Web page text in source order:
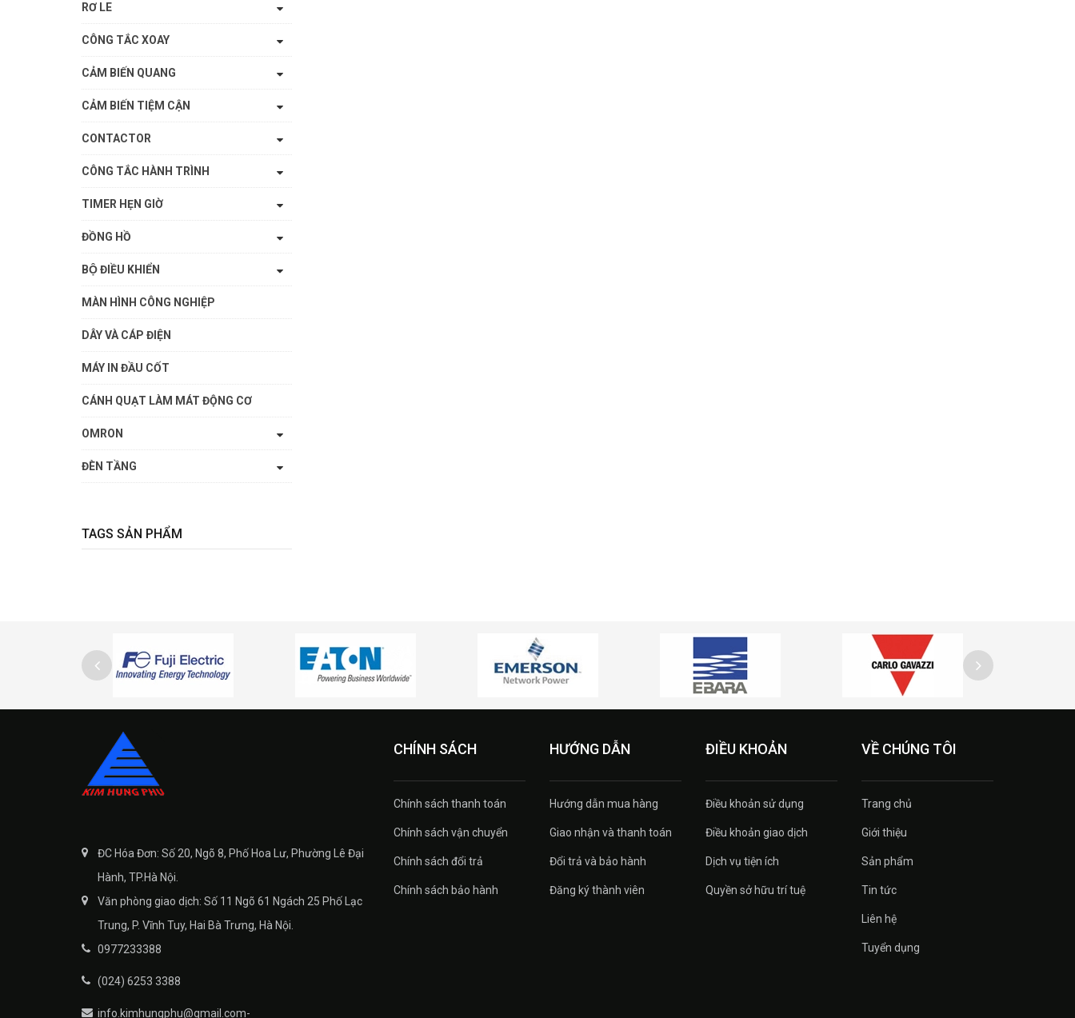
RƠ LE
CÔNG TẮC XOAY
CẢM BIẾN QUANG
CẢM BIẾN TIỆM CẬN
CONTACTOR
CÔNG TẮC HÀNH TRÌNH
TIMER HẸN GIỜ
ĐỒNG HỒ
BỘ ĐIỀU KHIỂN
MÀN HÌNH CÔNG NGHIỆP
DÂY VÀ CÁP ĐIỆN
MÁY IN ĐẦU CỐT
CÁNH QUẠT LÀM MÁT ĐỘNG CƠ
OMRON
ĐÈN TẦNG
TAGS SẢN PHẨM
ĐC Hóa Đơn: Số 20, Ngõ 8, Phố Hoa Lư, Phường Lê Đại
Hành, TP.Hà Nội.
Văn phòng giao dịch: Số 11 Ngõ 61 Ngách 25 Phố Lạc
Trung, P. Vĩnh Tuy, Hai Bà Trưng, Hà Nội.
0977233388
(024) 6253 3388
info.kimhungphu@gmail.com-
CHÍNH SÁCH
Chính sách thanh toán
Chính sách vận chuyển
Chính sách đổi trả
Chính sách bảo hành
HƯỚNG DẪN
Hướng dẫn mua hàng
Giao nhận và thanh toán
Đổi trả và bảo hành
Đăng ký thành viên
ĐIỀU KHOẢN
Điều khoản sử dụng
Điều khoản giao dịch
Dịch vụ tiện ích
Quyền sở hữu trí tuệ
VỀ CHÚNG TÔI
Trang chủ
Giới thiệu
Sản phẩm
Tin tức
Liên hệ
Tuyển dụng